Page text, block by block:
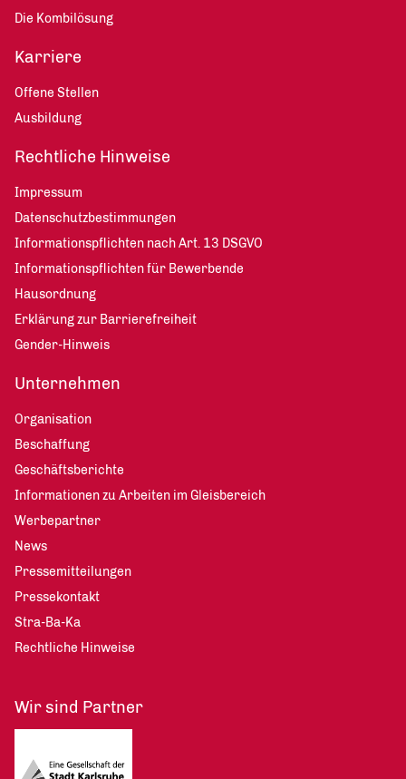
Die Kombilösung
Karriere
Offene Stellen
Ausbildung
Rechtliche Hinweise
Impressum
Datenschutzbestimmungen
Informationspflichten nach Art. 13 DSGVO
Informationspflichten für Bewerbende
Hausordnung
Erklärung zur Barrierefreiheit
Gender-Hinweis
Unternehmen
Organisation
Beschaffung
Geschäftsberichte
Informationen zu Arbeiten im Gleisbereich
Werbepartner
News
Pressemitteilungen
Pressekontakt
Stra-Ba-Ka
Rechtliche Hinweise
Wir sind Partner